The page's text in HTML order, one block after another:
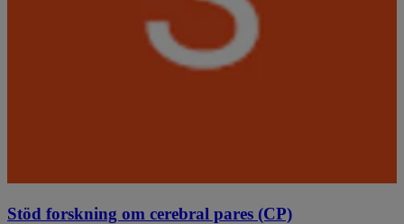
Stöd forskning om cerebral pares (CP)